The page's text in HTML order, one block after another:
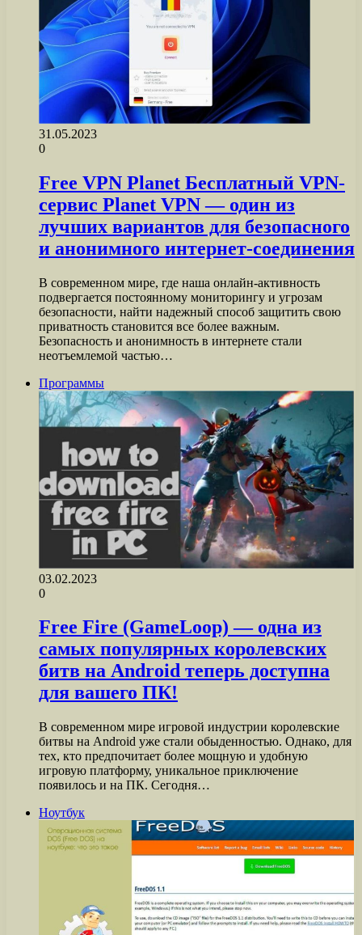
31.05.2023
0
Free VPN Planet Бесплатный VPN-
сервис Planet VPN — один из
лучших вариантов для безопасного
и анонимного интернет-соединения
В современном мире, где наша онлайн-активность
подвергается постоянному мониторингу и угрозам
безопасности, найти надежный способ защитить свою
приватность становится все более важным.
Безопасность и анонимность в интернете стали
неотъемлемой частью…
Программы
03.02.2023
0
Free Fire (GameLoop) — одна из
самых популярных королевских
битв на Android теперь доступна
для вашего ПК!
В современном мире игровой индустрии королевские
битвы на Android уже стали обыденностью. Однако, для
тех, кто предпочитает более мощную и удобную
игровую платформу, уникальное приключение
появилось и на ПК. Сегодня…
Ноутбук